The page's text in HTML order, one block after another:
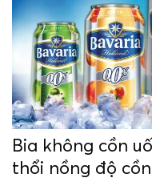
Bia không cồn
thổi nồng độ